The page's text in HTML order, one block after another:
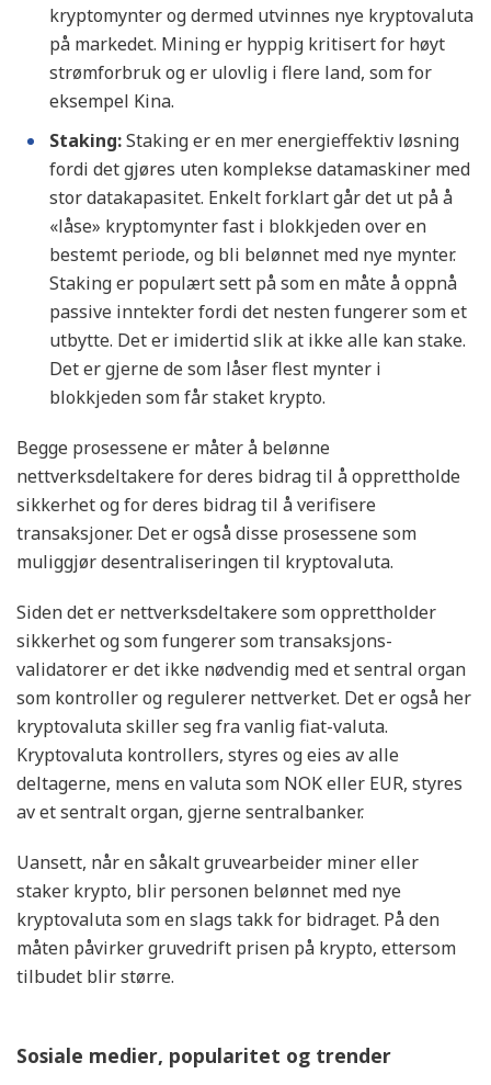
kryptomynter og dermed utvinnes nye kryptovaluta
på markedet. Mining er hyppig kritisert for høyt
strømforbruk og er ulovlig i flere land, som for
eksempel Kina.
Staking:Staking er en mer energieffektiv løsning
fordi det gjøres uten komplekse datamaskiner med
stor datakapasitet. Enkelt forklart går det ut på å
«låse» kryptomynter fast i blokkjeden over en
bestemt periode, og bli belønnet med nye mynter.
Staking er populært sett på som en måte å oppnå
passive inntekter fordi det nesten fungerer som et
utbytte. Det er imidertid slik at ikke alle kan stake.
Det er gjerne de som låser flest mynter i
blokkjeden som får staket krypto.
Begge prosessene er måter å belønne
nettverksdeltakere for deres bidrag til å opprettholde
sikkerhet og for deres bidrag til å verifisere
transaksjoner. Det er også disse prosessene som
muliggjør desentraliseringen til kryptovaluta.
Siden det er nettverksdeltakere som opprettholder
sikkerhet og som fungerer som transaksjons-
validatorer er det ikke nødvendig med et sentral organ
som kontroller og regulerer nettverket. Det er også her
kryptovaluta skiller seg fra vanlig fiat-valuta.
Kryptovaluta kontrollers, styres og eies av alle
deltagerne, mens en valuta som NOK eller EUR, styres
av et sentralt organ, gjerne sentralbanker.
Uansett, når en såkalt gruvearbeider miner eller
staker krypto, blir personen belønnet med nye
kryptovaluta som en slags takk for bidraget. På den
måten påvirker gruvedrift prisen på krypto, ettersom
tilbudet blir større.
Sosiale medier, popularitet og trender